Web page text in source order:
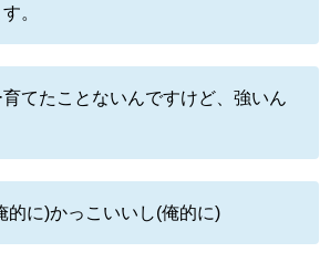
。
てたことないんですけど、強いん
的に)かっこいいし(俺的に)